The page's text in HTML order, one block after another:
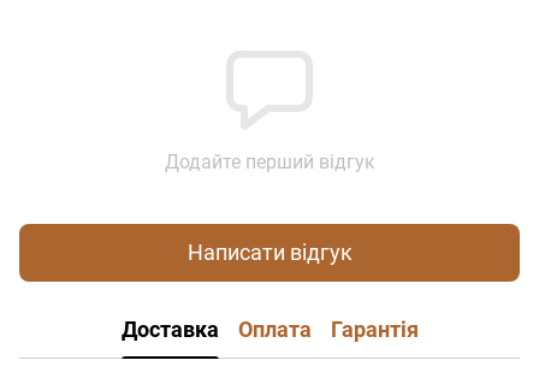
Додайте перший відгук
Написати відгук
Доставка Оплата Гарантія